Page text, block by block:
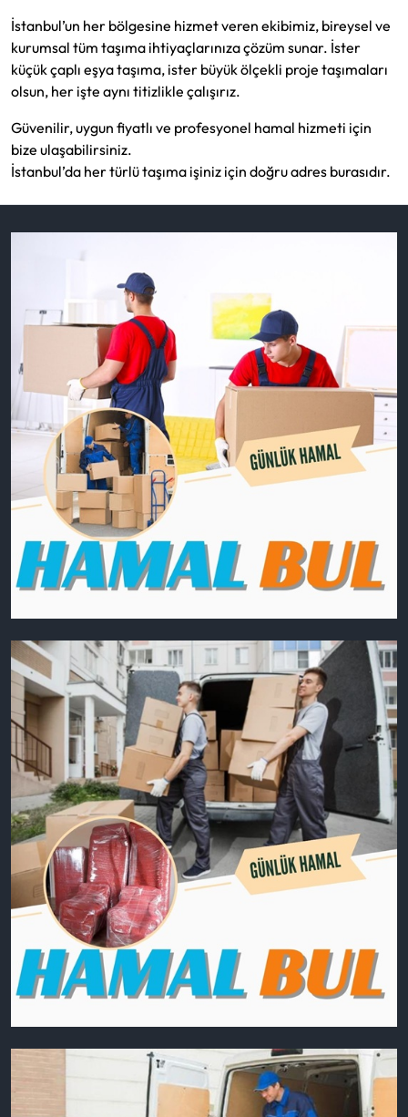
İstanbul’un her bölgesine hizmet veren ekibimiz, bireysel ve
kurumsal tüm taşıma ihtiyaçlarınıza çözüm sunar. İster
küçük çaplı eşya taşıma, ister büyük ölçekli proje taşımaları
olsun, her işte aynı titizlikle çalışırız.
Güvenilir, uygun fiyatlı ve profesyonel hamal hizmeti için
bize ulaşabilirsiniz.
İstanbul’da her türlü taşıma işiniz için doğru adres burasıdır.